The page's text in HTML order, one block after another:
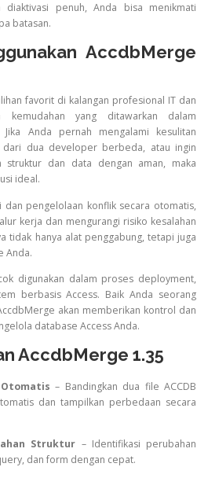
diaktivasi penuh, Anda bisa menikmati
batasan.
AccdbMerge
favorit di kalangan profesional IT dan
kemudahan yang ditawarkan dalam
Anda pernah mengalami kesulitan
dari dua developer berbeda, atau ingin
struktur dan data dengan aman, maka
ideal.
dan pengelolaan konflik secara otomatis,
kerja dan mengurangi risiko kesalahan
tidak hanya alat penggabung, tetapi juga
Anda.
digunakan dalam proses deployment,
berbasis Access. Baik Anda seorang
akan memberikan kontrol dan
database Access Anda.
AccdbMerge 1.35
– Bandingkan dua file ACCDB
dan tampilkan perbedaan secara
Struktur – Identifikasi perubahan
dan form dengan cepat.